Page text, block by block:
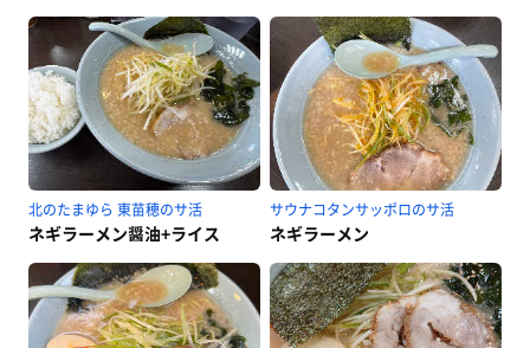
北のたまゆら 東苗穂のサ活
ネギラーメン醤油+ライス
サウナコタンサッポロのサ活
ネギラーメン